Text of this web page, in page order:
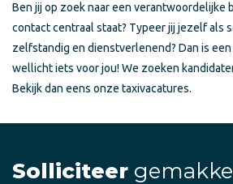
Ben jij op zoek naar een verantwoordelijke
contact centraal staat? Typeer jij jezelf als
zelfstandig en dienstverlenend? Dan is
wellicht iets voor jou! We zoeken
Bekijk dan eens onze taxivacatures.
Solliciteer